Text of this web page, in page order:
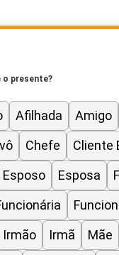
o presente?
Afilhada Amigo
Chefe
Cliente
Esposo Esposa
Irmão Irmã Mãe